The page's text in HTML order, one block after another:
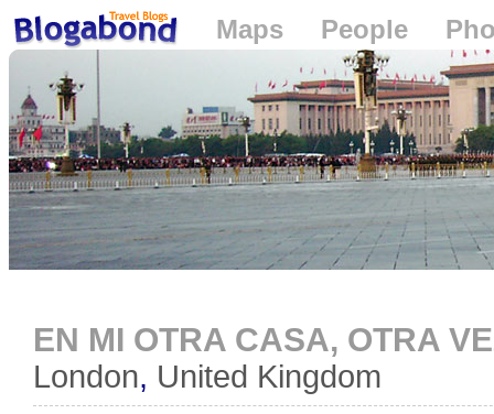
Maps People
EN MI OTRA CASA, OTRA
London, United Kingdom